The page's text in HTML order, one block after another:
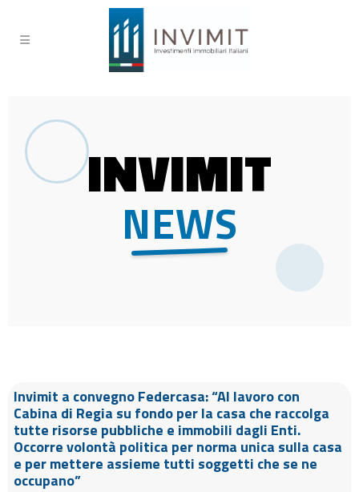
INVIMIT
NEWS
Invimit a convegno Federcasa: “Al lavoro con
Cabina di Regia su fondo per la casa che raccolga
tutte risorse pubbliche e immobili dagli Enti.
Occorre volontà politica per norma unica sulla casa
e per mettere assieme tutti soggetti che se ne
occupano”